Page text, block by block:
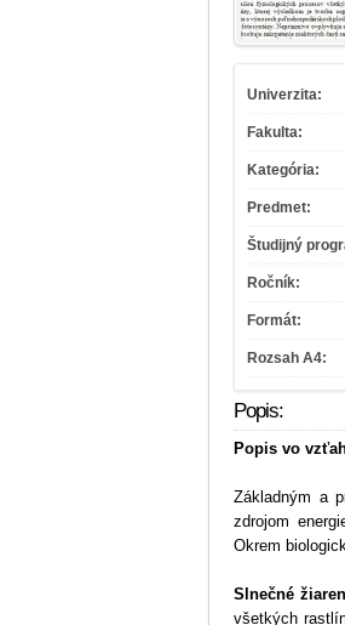
Univerzita:
Fakulta:
Kategória:
Predmet:
Študijný
Ročník:
Formát:
Rozsah A4:
Popis:
Popis vo
Základným a
zdrojom
Okrem
Slnečné
všetkých